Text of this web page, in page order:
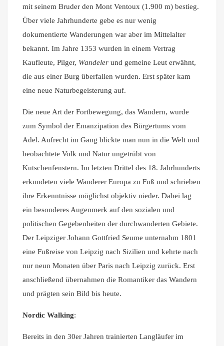
mit seinem Bruder den Mont Ventoux (1.900 m) bestieg.
Über viele Jahrhunderte gebe es nur wenig
dokumentierte Wanderungen war aber im Mittelalter
bekannt. Im Jahre 1353 wurden in einem Vertrag
Kaufleute, Pilger, Wandeler und gemeine Leut erwähnt,
die aus einer Burg überfallen wurden. Erst später kam
eine neue Naturbegeisterung auf.
Die neue Art der Fortbewegung, das Wandern, wurde
zum Symbol der Emanzipation des Bürgertums vom
Adel. Aufrecht im Gang blickte man nun in die Welt und
beobachtete Volk und Natur ungetrübt von
Kutschenfenstern. Im letzten Drittel des 18. Jahrhunderts
erkundeten viele Wanderer Europa zu Fuß und schrieben
ihre Erkenntnisse möglichst objektiv nieder. Dabei lag
ein besonderes Augenmerk auf den sozialen und
politischen Gegebenheiten der durchwanderten Gebiete.
Der Leipziger Johann Gottfried Seume unternahm 1801
eine Fußreise von Leipzig nach Sizilien und kehrte nach
nur neun Monaten über Paris nach Leipzig zurück. Erst
anschließend übernahmen die Romantiker das Wandern
und prägten sein Bild bis heute.
Nordic Walking:
Bereits in den 30er Jahren trainierten Langläufer im